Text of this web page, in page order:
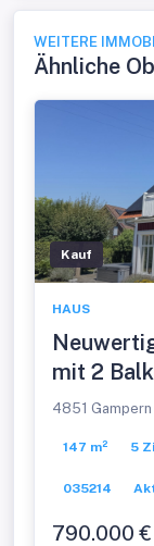
WEITERE
Ähnliche
Kauf
HAUS
mit 2
4851 Gampern
147 m² 5
035214
790.000 €